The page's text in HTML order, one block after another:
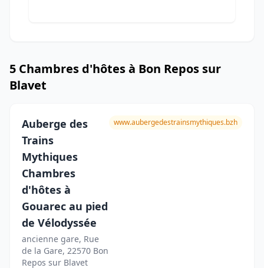
5 Chambres d'hôtes à Bon Repos sur
Blavet
Auberge des
Trains
Mythiques
Chambres
d'hôtes à
Gouarec au pied
de Vélodyssée
ancienne gare, Rue
de la Gare, 22570 Bon
Repos sur Blavet
www.aubergedestrainsmythiques.bzh